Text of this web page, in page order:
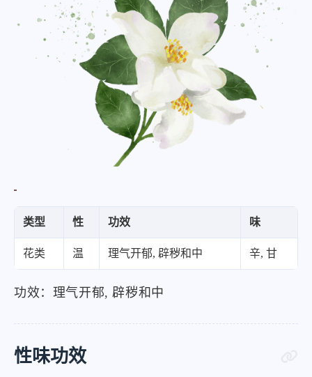
类型 性 功效 味
花类 温 理气开郁, 辟秽和中 辛, 甘
功效：理气开郁, 辟秽和中
性味功效